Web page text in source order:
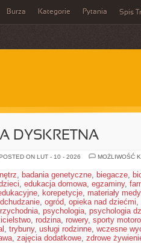
Burza Kategorie Pytania Spis
DYSKRETNA
ON LUT - 10 - 2026
MOŻLIWOŚĆ
, badania genetyczne, biegacze,
, edukacja domowa, egzaminy,
, korepetycje, materiały
, ogród, opieka nad dziećmi,
, psychologia, psychologia
, rodzina, rowery, sporty
, trybuny, usługi rodzinne, wczesne
, zajęcia dodatkowe, zdrowe